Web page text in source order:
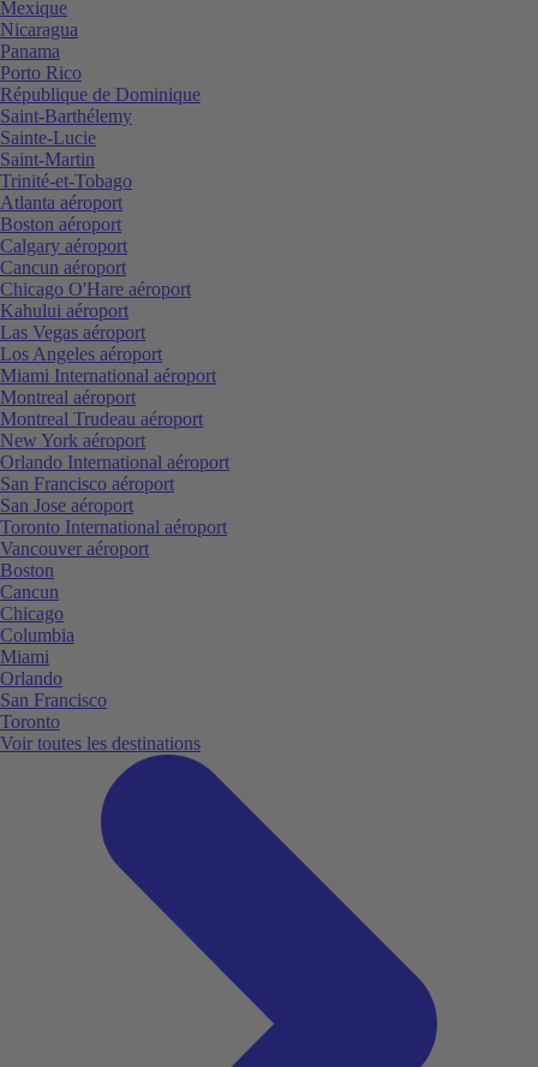
Mexique
Nicaragua
Panama
Porto Rico
République de Dominique
Saint-Barthélemy
Sainte-Lucie
Saint-Martin
Trinité-et-Tobago
Atlanta aéroport
Boston aéroport
Calgary aéroport
Cancun aéroport
Chicago O'Hare aéroport
Kahului aéroport
Las Vegas aéroport
Los Angeles aéroport
Miami International aéroport
Montreal aéroport
Montreal Trudeau aéroport
New York aéroport
Orlando International aéroport
San Francisco aéroport
San Jose aéroport
Toronto International aéroport
Vancouver aéroport
Boston
Cancun
Chicago
Columbia
Miami
Orlando
San Francisco
Toronto
Voir toutes les destinations